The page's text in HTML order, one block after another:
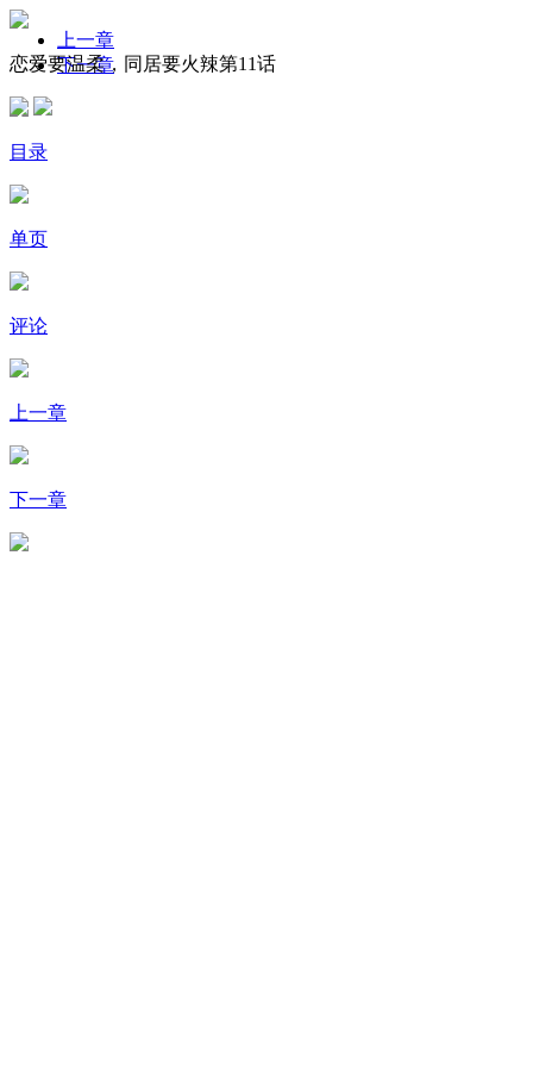
恋爱要温柔，同居要火辣第11话
上一章
下一章
目录
单页
评论
上一章
下一章